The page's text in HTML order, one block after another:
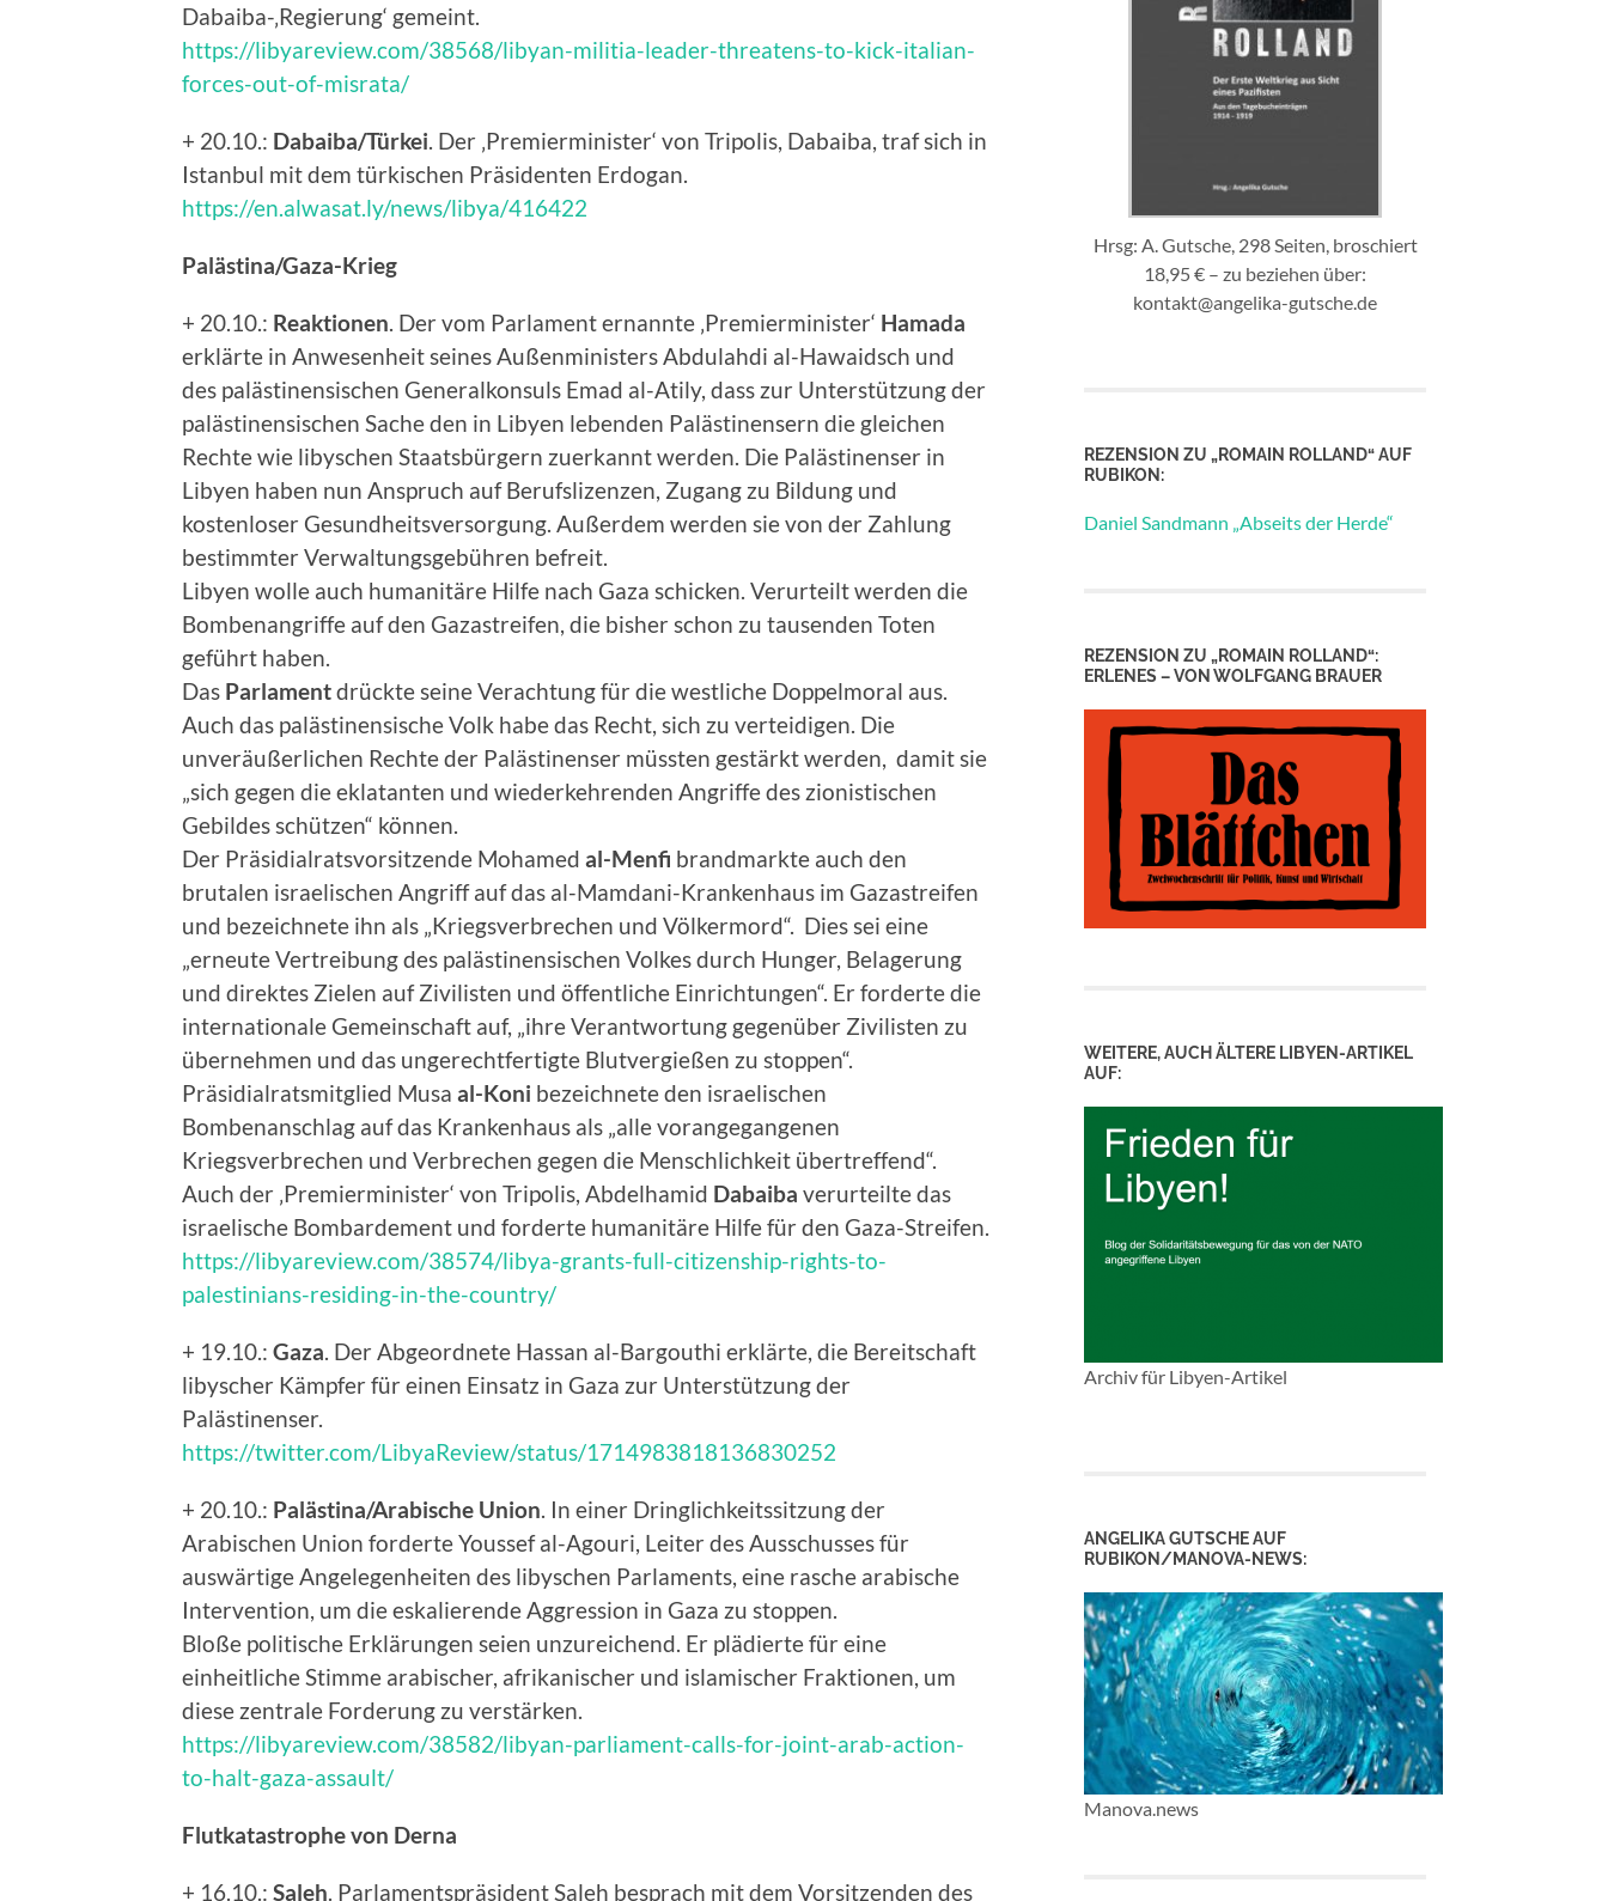
Dabaiba-‚Regierung‘ gemeint.
https://libyareview.com/38568/libyan-militia-leader-threatens-to-kick-italian-
forces-out-of-misrata/
+ 20.10.: Dabaiba/Türkei . Der ‚Premierminister‘ von Tripolis, Dabaiba, traf sich in
Istanbul mit dem türkischen Präsidenten Erdogan.
https://en.alwasat.ly/news/libya/416422
Palästina/Gaza-Krieg
+ 20.10.: Reaktionen . Der vom Parlament ernannte ‚Premierminister‘ Hamada
erklärte in Anwesenheit seines Außenministers Abdulahdi al-Hawaidsch und
des palästinensischen Generalkonsuls Emad al-Atily, dass zur Unterstützung der
palästinensischen Sache den in Libyen lebenden Palästinensern die gleichen
Rechte wie libyschen Staatsbürgern zuerkannt werden. Die Palästinenser in
Libyen haben nun Anspruch auf Berufslizenzen, Zugang zu Bildung und
kostenloser Gesundheitsversorgung. Außerdem werden sie von der Zahlung
bestimmter Verwaltungsgebühren befreit.
Libyen wolle auch humanitäre Hilfe nach Gaza schicken. Verurteilt werden die
Bombenangriffe auf den Gazastreifen, die bisher schon zu tausenden Toten
geführt haben.
Das Parlamentdrückte seine Verachtung für die westliche Doppelmoral aus.
Auch das palästinensische Volk habe das Recht, sich zu verteidigen. Die
unveräußerlichen Rechte der Palästinenser müssten gestärkt werden, damit sie
„sich gegen die eklatanten und wiederkehrenden Angriffe des zionistischen
Gebildes schützen“ können.
Der Präsidialratsvorsitzende Mohamed al-Menfi brandmarkte auch den
brutalen israelischen Angriff auf das al-Mamdani-Krankenhaus im Gazastreifen
und bezeichnete ihn als „Kriegsverbrechen und Völkermord“. Dies sei eine
„erneute Vertreibung des palästinensischen Volkes durch Hunger, Belagerung
und direktes Zielen auf Zivilisten und öffentliche Einrichtungen“. Er forderte die
internationale Gemeinschaft auf, „ihre Verantwortung gegenüber Zivilisten zu
übernehmen und das ungerechtfertigte Blutvergießen zu stoppen“.
Präsidialratsmitglied Musa al-Koni bezeichnete den israelischen
Bombenanschlag auf das Krankenhaus als „alle vorangegangenen
Kriegsverbrechen und Verbrechen gegen die Menschlichkeit übertreffend“.
Auch der ‚Premierminister‘ von Tripolis, Abdelhamid Dabaiba verurteilte das
israelische Bombardement und forderte humanitäre Hilfe für den Gaza-Streifen.
https://libyareview.com/38574/libya-grants-full-citizenship-rights-to-
palestinians-residing-in-the-country/
+ 19.10.: Gaza . Der Abgeordnete Hassan al-Bargouthi erklärte, die Bereitschaft
libyscher Kämpfer für einen Einsatz in Gaza zur Unterstützung der
Palästinenser.
https://twitter.com/LibyaReview/status/1714983818136830252
+ 20.10.: Palästina/Arabische Union . In einer Dringlichkeitssitzung der
Arabischen Union forderte Youssef al-Agouri, Leiter des Ausschusses für
auswärtige Angelegenheiten des libyschen Parlaments, eine rasche arabische
Intervention, um die eskalierende Aggression in Gaza zu stoppen.
Bloße politische Erklärungen seien unzureichend. Er plädierte für eine
einheitliche Stimme arabischer, afrikanischer und islamischer Fraktionen, um
diese zentrale Forderung zu verstärken.
https://libyareview.com/38582/libyan-parliament-calls-for-joint-arab-action-
to-halt-gaza-assault/
Flutkatastrophe von Derna
+ 16.10.: Saleh . Parlamentspräsident Saleh besprach mit dem Vorsitzenden des
Hrsg: A. Gutsche, 298 Seiten, broschiert
18,95 € – zu beziehen über:
kontakt@angelika-gutsche.de
REZENSION ZU „ROMAIN ROLLAND“ AUF
RUBIKON:
Daniel Sandmann „Abseits der Herde“
REZENSION ZU „ROMAIN ROLLAND“:
ERLENES – VON WOLFGANG BRAUER
WEITERE, AUCH ÄLTERE LIBYEN-ARTIKEL
AUF:
Archiv für Libyen-Artikel
ANGELIKA GUTSCHE AUF
RUBIKON/MANOVA-NEWS:
Manova.news